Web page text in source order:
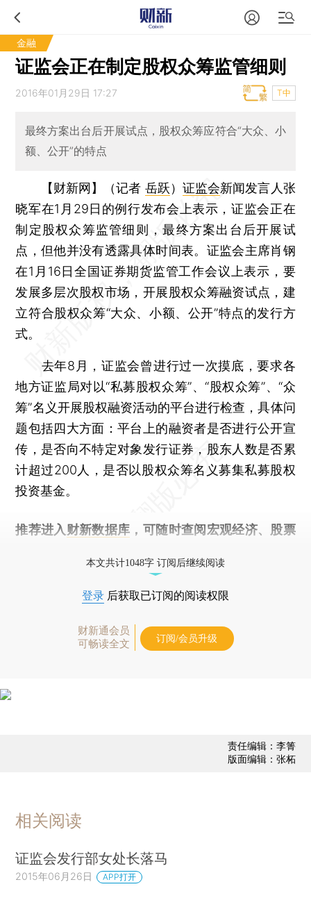
金融
证监会正在制定股权众筹监管细则
2016年01月29日 17:27 T中
最终方案出台后开展试点，股权众筹应符合“大众、小
额、公开”的特点
【财新网】（记者 岳跃） 证监会新闻发言人张
晓军在1月29日的例行发布会上表示，证监会正在
制定股权众筹监管细则，最终方案出台后开展试
点，但他并没有透露具体时间表。证监会主席肖钢
在1月16日全国证券期货监管工作会议上表示，要
发展多层次股权市场，开展股权众筹融资试点，建
立符合股权众筹“大众、小额、公开”特点的发行方
式。
去年8月，证监会曾进行过一次摸底，要求各
地方证监局对以“私募股权众筹”、“股权众筹”、“众
筹”名义开展股权融资活动的平台进行检查，具体问
题包括四大方面：平台上的融资者是否进行公开宣
传，是否向不特定对象发行证券，股东人数是否累
计超过200人，是否以股权众筹名义募集私募股权
投资基金。
推荐进入 财新数据库 ，可随时查阅宏观经济、股票
本文共计1048字 订阅后继续阅读
登录 后获取已订阅的阅读权限
财新通会员
可畅读全文
订阅/会员升级
责任编辑：李箐
版面编辑：张柘
相关阅读
证监会发行部女处长落马
2015年06月26日 APP打开